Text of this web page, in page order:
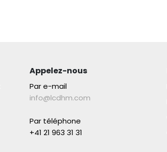
Appelez-nous
Par e-mail
info@lcdhm.com
Par téléphone
+41 21 963 31 31​